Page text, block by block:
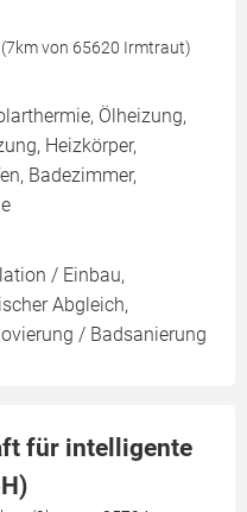
von 65620 Irmtraut)
Ölheizung,
Heizkörper,
Badezimmer,
/ Einbau,
Abgleich,
/ Badsanierung
für intelligente